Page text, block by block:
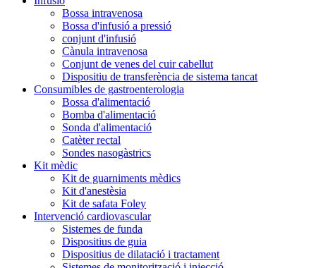
Bossa intravenosa
Bossa d'infusió a pressió
conjunt d'infusió
Cànula intravenosa
Conjunt de venes del cuir cabellut
Dispositiu de transferència de sistema tancat
Consumibles de gastroenterologia
Bossa d'alimentació
Bomba d'alimentació
Sonda d'alimentació
Catèter rectal
Sondes nasogàstrics
Kit mèdic
Kit de guarniments mèdics
Kit d'anestèsia
Kit de safata Foley
Intervenció cardiovascular
Sistemes de funda
Dispositius de guia
Dispositius de dilatació i tractament